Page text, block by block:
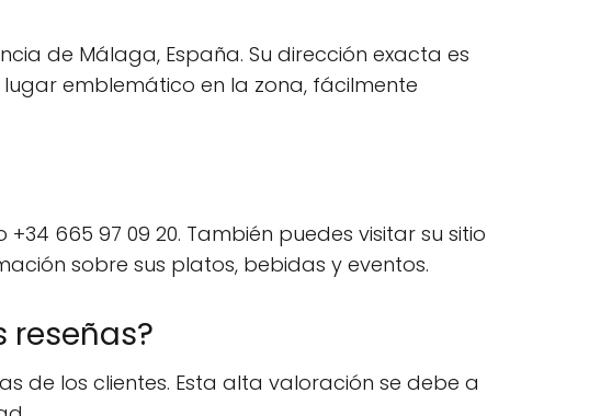
de Málaga, España. Su dirección exacta es
lugar emblemático en la zona, fácilmente
665 97 09 20. También puedes visitar su sitio
sobre sus platos, bebidas y eventos.
reseñas?
de los clientes. Esta alta valoración se debe a